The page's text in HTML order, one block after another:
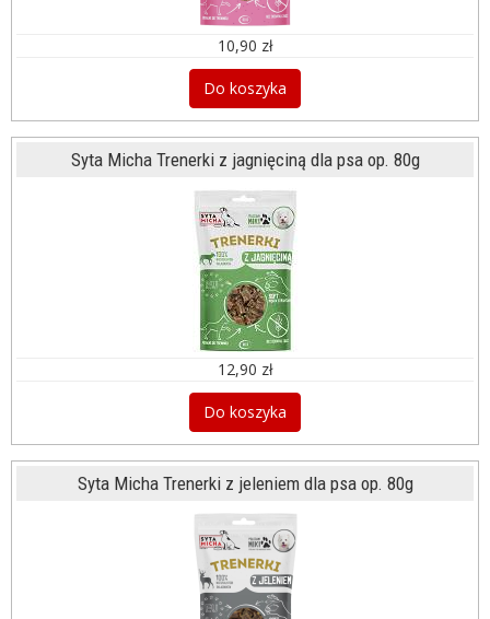
10,90 zł
Do koszyka
Syta Micha Trenerki z jagnięciną dla psa op. 80g
12,90 zł
Do koszyka
Syta Micha Trenerki z jeleniem dla psa op. 80g